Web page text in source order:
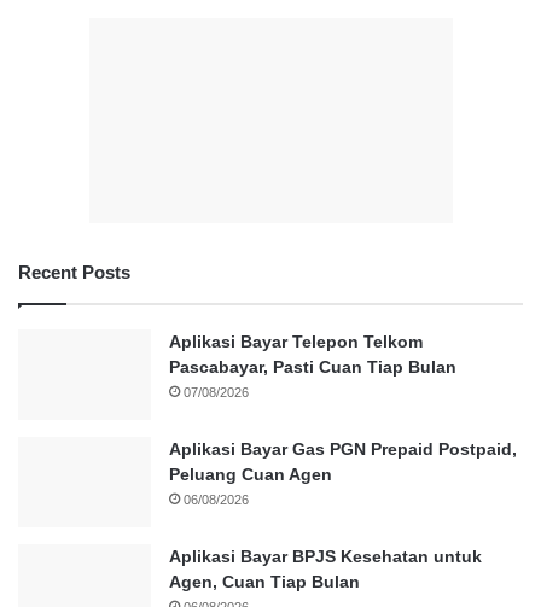
Recent Posts
Aplikasi Bayar Telepon Telkom
Pascabayar, Pasti Cuan Tiap Bulan
07/08/2026
Aplikasi Bayar Gas PGN Prepaid Postpaid,
Peluang Cuan Agen
06/08/2026
Aplikasi Bayar BPJS Kesehatan untuk
Agen, Cuan Tiap Bulan